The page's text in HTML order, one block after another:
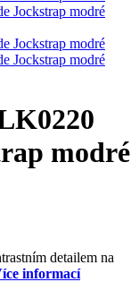
modré
detailem na
informací